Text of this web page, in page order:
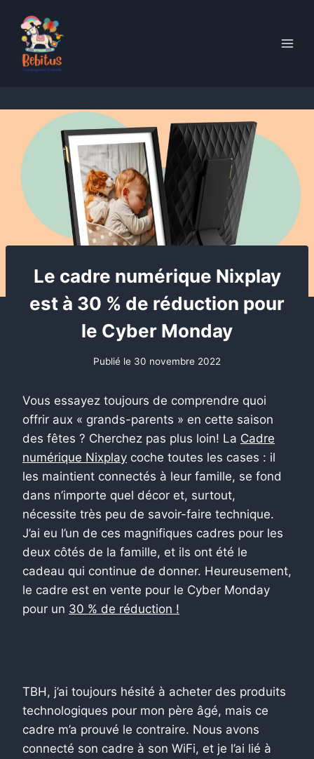
content
Le cadre numérique Nixplay
est à 30 % de réduction pour
le Cyber ​​​​Monday
Publié le 30 novembre 2022
Vous essayez toujours de comprendre quoi
offrir aux « grands-parents » en cette saison
des fêtes ? Cherchez pas plus loin! La Cadre
numérique Nixplay coche toutes les cases : il
les maintient connectés à leur famille, se fond
dans n’importe quel décor et, surtout,
nécessite très peu de savoir-faire technique.
J’ai eu l’un de ces magnifiques cadres pour les
deux côtés de la famille, et ils ont été le
cadeau qui continue de donner. Heureusement,
le cadre est en vente pour le Cyber ​​Monday
pour un 30 % de réduction !
TBH, j’ai toujours hésité à acheter des produits
technologiques pour mon père âgé, mais ce
cadre m’a prouvé le contraire. Nous avons
connecté son cadre à son WiFi, et je l’ai lié à